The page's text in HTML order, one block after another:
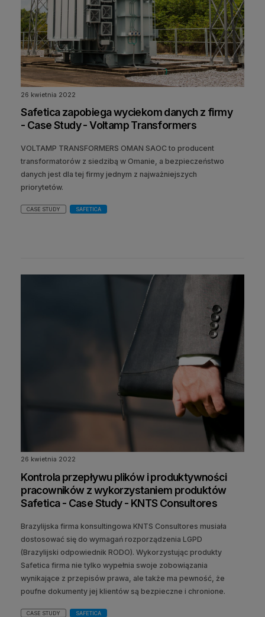
26 kwietnia 2022
Safetica zapobiega wyciekom danych z firmy
- Case Study - Voltamp Transformers
VOLTAMP TRANSFORMERS OMAN SAOC to producent
transformatorów z siedzibą w Omanie, a bezpieczeństwo
danych jest dla tej firmy jednym z najważniejszych
priorytetów.
CASE STUDY SAFETICA
26 kwietnia 2022
Kontrola przepływu plików i produktywności
pracowników z wykorzystaniem produktów
Safetica - Case Study - KNTS Consultores
Brazylijska firma konsultingowa KNTS Consultores musiała
dostosować się do wymagań rozporządzenia LGPD
(Brazylijski odpowiednik RODO). Wykorzystując produkty
Safetica firma nie tylko wypełnia swoje zobowiązania
wynikające z przepisów prawa, ale także ma pewność, że
poufne dokumenty jej klientów są bezpieczne i chronione.
CASE STUDY SAFETICA